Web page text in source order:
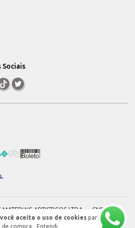
você aceita o uso de cookies para
de compra.
Entendi
Sociais
MATERIAIS ARTISTICOS LTDA — CNPJ:
2026. Todos os direitos reservados.